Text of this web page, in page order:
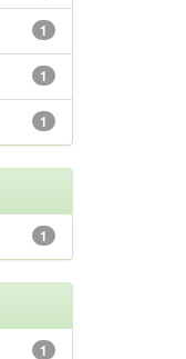
1
1
1
1
1